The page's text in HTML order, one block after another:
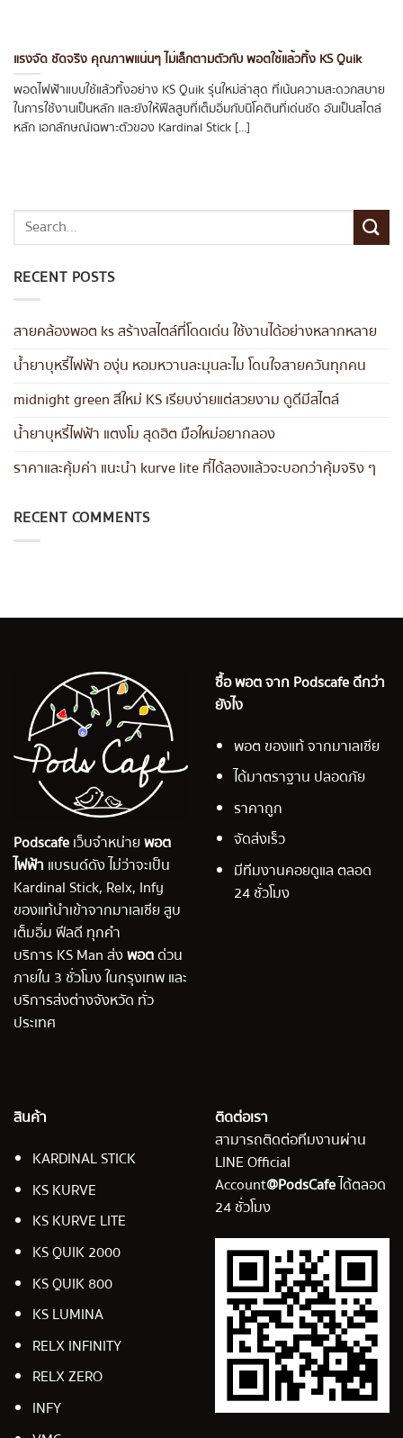
แรงจัด ชัดจริง คุณภาพแน่นๆ ไม่เล็กตามตัวกับ พอตใช้แล้วทิ้ง KS Quik
พอดไฟฟ้าแบบใช้แล้วทิ้งอย่าง KS Quik รุ่นใหม่ล่าสุด ที่เน้นความสะดวกสบาย
ในการใช้งานเป็นหลัก และยังให้ฟีลสูบที่เต็มอิ่มกับนิโคตินที่เด่นชัด อันเป็นสไตล์
หลัก เอกลักษณ์เฉพาะตัวของ Kardinal Stick [...]
RECENT POSTS
สายคล้องพอต ks สร้างสไตล์ที่โดดเด่น ใช้งานได้อย่างหลากหลาย
น้ำยาบุหรี่ไฟฟ้า องุ่น หอมหวานละมุนละไม โดนใจสายควันทุกคน
midnight green สีใหม่ KS เรียบง่ายแต่สวยงาม ดูดีมีสไตล์
น้ำยาบุหรี่ไฟฟ้า แตงโม สุดฮิต มือใหม่อยากลอง
ราคาและคุ้มค่า แนะนำ kurve lite ที่ได้ลองแล้วจะบอกว่าคุ้มจริง ๆ
RECENT COMMENTS
Podscafeเว็บจำหน่ายพอต
ไฟฟ้า แบรนด์ดัง ไม่ว่าจะเป็น
Kardinal Stick, Relx, Infy
ของแท้นำเข้าจากมาเลเซีย สูบ
เต็มอิ่ม ฟีลดี ทุกคำ
บริการ KS Man ส่งพอตด่วน
ภายใน 3 ชั่วโมง ในกรุงเทพ และ
บริการส่งต่างจังหวัด ทั่ว
ประเทศ
ซื้อ พอต จาก Podscafe ดีกว่า
ยังไง
พอต ของแท้ จากมาเลเซีย
ได้มาตราฐาน ปลอดภัย
ราคาถูก
จัดส่งเร็ว
มีทีมงานคอยดูแล ตลอด
24 ชั่วโมง
สินค้า
KARDINAL STICK
KS KURVE
KS KURVE LITE
KS QUIK 2000
KS QUIK 800
KS LUMINA
RELX INFINITY
RELX ZERO
INFY
ติดต่อเรา
สามารถติดต่อทีมงานผ่าน
LINE Official
Account@PodsCafeได้ตลอด
24 ชั่วโมง